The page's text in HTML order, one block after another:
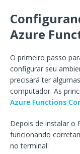
Azure
O primeiro passo
configurar seu
precisará ter
computador. As
Azure Functions
Depois de instalar o
funcionando
no terminal: